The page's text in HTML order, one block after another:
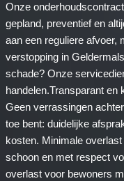
Onze
gepland, preventief en
aan een reguliere afvoer,
verstopping in
schade? Onze
handelen.Transparant en
Geen verrassingen
toe bent: duidelijke
kosten. Minimale
schoon en met respect
overlast voor bewoners